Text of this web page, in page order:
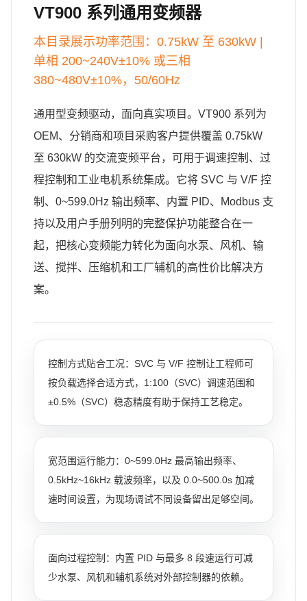
VT900 系列通用变频器
本目录展示功率范围：0.75kW 至 630kW |
单相 200~240V±10% 或三相
380~480V±10%，50/60Hz
通用型变频驱动，面向真实项目。VT900 系列为
OEM、分销商和项目采购客户提供覆盖 0.75kW
至 630kW 的交流变频平台，可用于调速控制、过
程控制和工业电机系统集成。它将 SVC 与 V/F 控
制、0~599.0Hz 输出频率、内置 PID、Modbus 支
持以及用户手册列明的完整保护功能整合在一
起，把核心变频能力转化为面向水泵、风机、输
送、搅拌、压缩机和工厂辅机的高性价比解决方
案。
控制方式贴合工况：SVC 与 V/F 控制让工程师可
按负载选择合适方式，1:100（SVC）调速范围和
±0.5%（SVC）稳态精度有助于保持工艺稳定。
宽范围运行能力：0~599.0Hz 最高输出频率、
0.5kHz~16kHz 载波频率，以及 0.0~500.0s 加减
速时间设置，为现场调试不同设备留出足够空间。
面向过程控制：内置 PID 与最多 8 段速运行可减
少水泵、风机和辅机系统对外部控制器的依赖。